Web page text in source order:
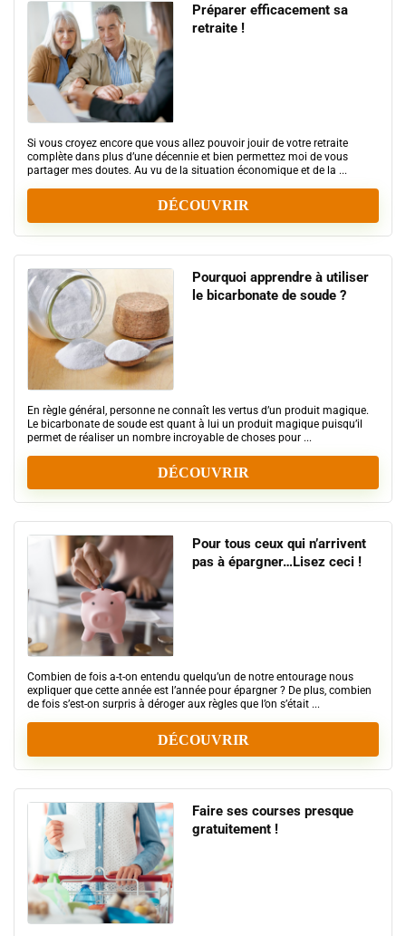
Préparer efficacement sa
retraite !
Si vous croyez encore que vous allez pouvoir jouir de votre retraite
complète dans plus d’une décennie et bien permettez moi de vous
partager mes doutes. Au vu de la situation économique et de la ...
DÉCOUVRIR
Pourquoi apprendre à utiliser
le bicarbonate de soude ?
En règle général, personne ne connaît les vertus d’un produit magique.
Le bicarbonate de soude est quant à lui un produit magique puisqu’il
permet de réaliser un nombre incroyable de choses pour ...
DÉCOUVRIR
Pour tous ceux qui n’arrivent
pas à épargner…Lisez ceci !
Combien de fois a-t-on entendu quelqu’un de notre entourage nous
expliquer que cette année est l’année pour épargner ? De plus, combien
de fois s’est-on surpris à déroger aux règles que l’on s’était ...
DÉCOUVRIR
Faire ses courses presque
gratuitement !